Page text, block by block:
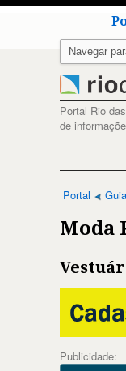
Portal Rio
de
Portal
Moda
Publicidade: